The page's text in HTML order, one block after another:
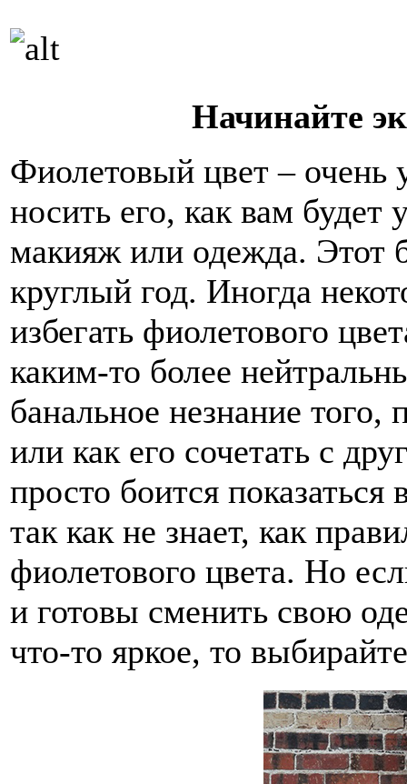
Начинайте
Фиолетовый цвет –
носить его, как вам будет
макияж или одежда. Этот
круглый год. Иногда
избегать фиолетового
каким-то более
банальное незнание
или как его сочетать с
просто боится
так как не знает, как
фиолетового цвета. Но
и готовы сменить свою
что-то яркое, то